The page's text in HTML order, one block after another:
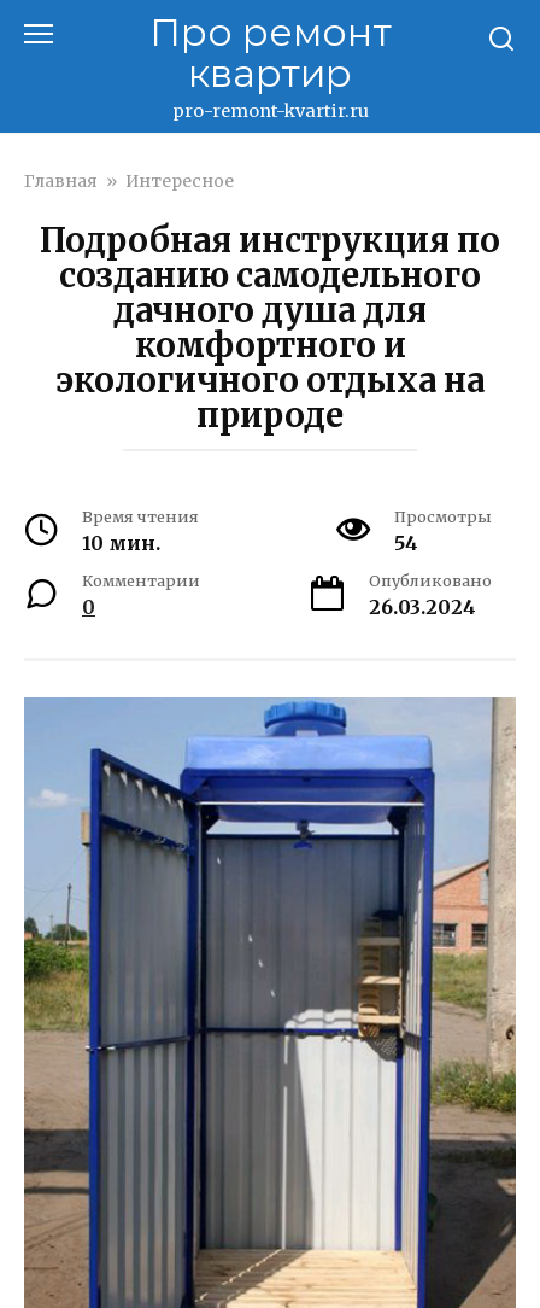
Про ремонт
квартир
pro-remont-kvartir.ru
Главная » Интересное
Подробная инструкция по
созданию самодельного
дачного душа для
комфортного и
экологичного отдыха на
природе
Время чтения
10 мин.
Просмотры
54
Комментарии
0
Опубликовано
26.03.2024